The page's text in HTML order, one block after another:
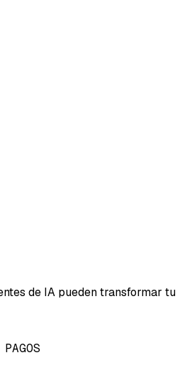
de IA pueden transformar tu
PAGOS